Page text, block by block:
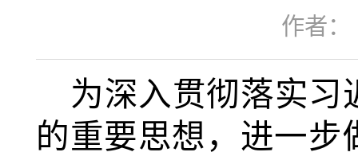
作者：
为深入贯彻落实习
的重要思想，进一